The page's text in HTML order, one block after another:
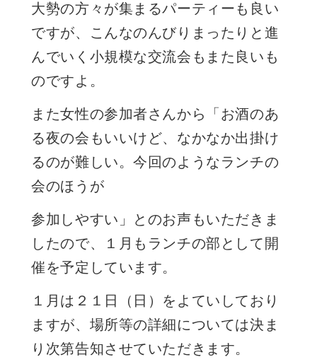
大勢の方々が集まるパーティーも良い
ですが、こんなのんびりまったりと進
んでいく小規模な交流会もまた良いも
のですよ。
また女性の参加者さんから「お酒のあ
る夜の会もいいけど、なかなか出掛け
るのが難しい。今回のようなランチの
会のほうが
参加しやすい」とのお声もいただきま
したので、１月もランチの部として開
催を予定しています。
１月は２１日（日）をよていしており
ますが、場所等の詳細については決ま
り次第告知させていただきます。